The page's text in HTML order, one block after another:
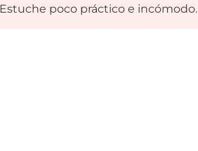
Estuche poco práctico e incómodo.